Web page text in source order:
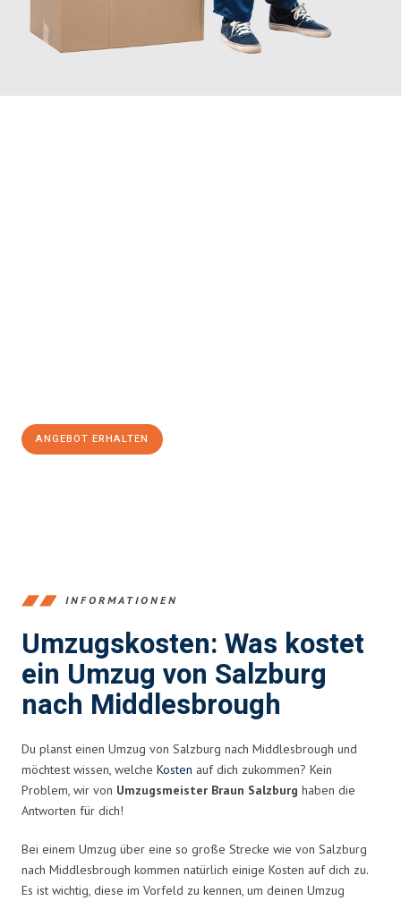
ANGEBOT ERHALTEN
INFORMATIONEN
Umzugskosten: Was kostet
ein Umzug von Salzburg
nach Middlesbrough
Du planst einen Umzug von Salzburg nach Middlesbrough und
möchtest wissen, welche Kosten auf dich zukommen? Kein
Problem, wir von Umzugsmeister Braun Salzburg haben die
Antworten für dich!
Bei einem Umzug über eine so große Strecke wie von Salzburg
nach Middlesbrough kommen natürlich einige Kosten auf dich zu.
Es ist wichtig, diese im Vorfeld zu kennen, um deinen Umzug